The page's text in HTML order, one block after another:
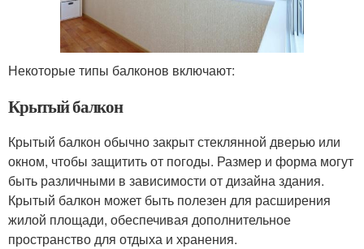
Некоторые типы балконов включают:
Крытый балкон
Крытый балкон обычно закрыт стеклянной дверью или
окном, чтобы защитить от погоды. Размер и форма могут
быть различными в зависимости от дизайна здания.
Крытый балкон может быть полезен для расширения
жилой площади, обеспечивая дополнительное
пространство для отдыха и хранения.